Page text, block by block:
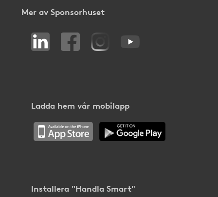
Mer av Sponsorhuset
Ladda hem vår mobilapp
Installera "Handla Smart"